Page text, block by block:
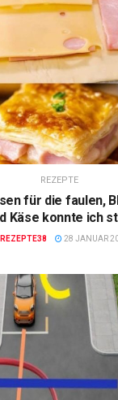
REZEPTE
für die faulen,
Käse konnte ich
REZEPTE38 28 JANUAR